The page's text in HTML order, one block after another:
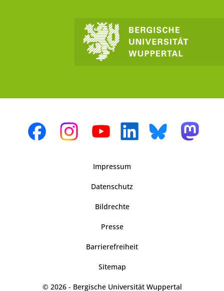
Impressum
Datenschutz
Bildrechte
Presse
Barrierefreiheit
Sitemap
© 2026 - Bergische Universität Wuppertal